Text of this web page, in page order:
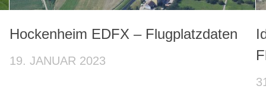
Hockenheim EDFX – Flugplatzdaten
19. JANUAR 2023